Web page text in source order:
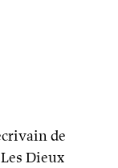
de
Dieux